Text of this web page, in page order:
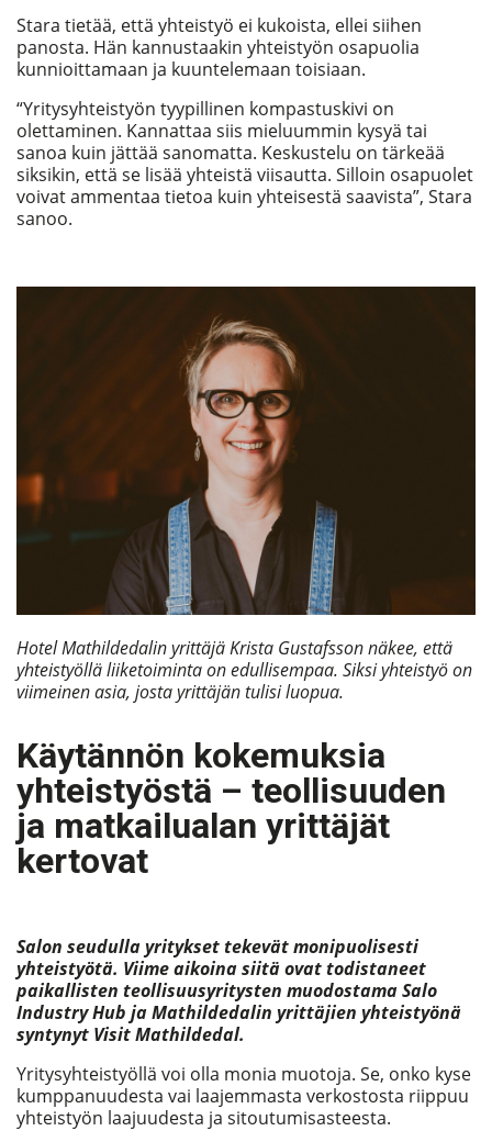
Stara tietää, että yhteistyö ei kukoista, ellei siihen
panosta. Hän kannustaakin yhteistyön osapuolia
kunnioittamaan ja kuuntelemaan toisiaan.
“Yritysyhteistyön tyypillinen kompastuskivi on
olettaminen. Kannattaa siis mieluummin kysyä tai
sanoa kuin jättää sanomatta. Keskustelu on tärkeää
siksikin, että se lisää yhteistä viisautta. Silloin osapuolet
voivat ammentaa tietoa kuin yhteisestä saavista”, Stara
sanoo.
Hotel Mathildedalin yrittäjä Krista Gustafsson näkee, että
yhteistyöllä liiketoiminta on edullisempaa. Siksi yhteistyö on
viimeinen asia, josta yrittäjän tulisi luopua.
Käytännön kokemuksia
yhteistyöstä – teollisuuden
ja matkailualan yrittäjät
kertovat
Salon seudulla yritykset tekevät monipuolisesti
yhteistyötä. Viime aikoina siitä ovat todistaneet
paikallisten teollisuusyritysten muodostama Salo
Industry Hub ja Mathildedalin yrittäjien yhteistyönä
syntynyt Visit Mathildedal.
Yritysyhteistyöllä voi olla monia muotoja. Se, onko kyse
kumppanuudesta vai laajemmasta verkostosta riippuu
yhteistyön laajuudesta ja sitoutumisasteesta.